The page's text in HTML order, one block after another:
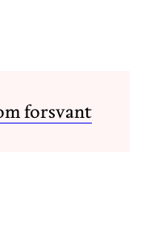
forsvant